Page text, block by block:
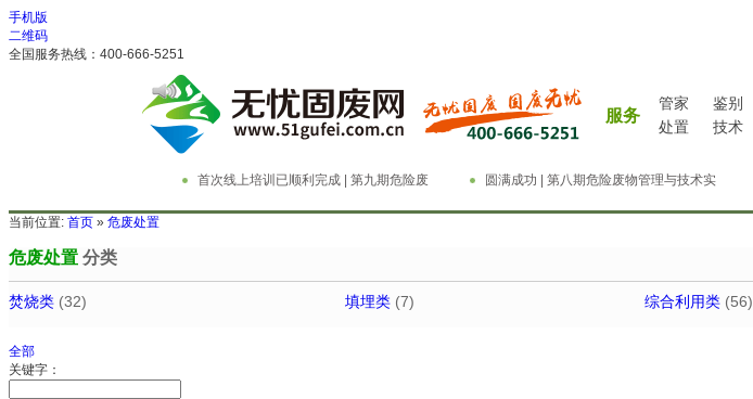
手机版
二维码
全国服务热线：400-666-5251
服务
管家 鉴别
处置
技术
首次线上培训已顺利完成 | 第九期危险废
物管理与技术实务精英特训营
圆满成功 | 第八期危险废物管理与技术实
务精英特训营
当前位置: 首页 » 危废处置
危废处置 分类
焚烧类 (32) 填埋类 (7) 综合利用类 (56)
全部
关键字：